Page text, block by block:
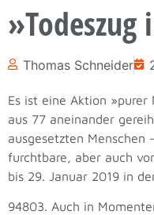
Thomas Schneider
Es ist eine Aktion
aus 77 aneinander
ausgesetzten
furchtbare, aber auch
bis 29. Januar 2019 in
94803. Auch in